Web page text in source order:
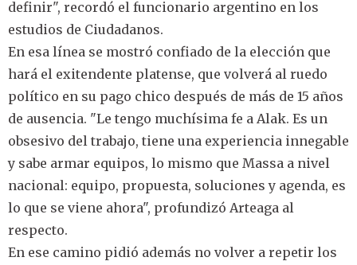
definir", recordó el funcionario argentino en los
estudios de Ciudadanos.
En esa línea se mostró confiado de la elección que
hará el exitendente platense, que volverá al ruedo
político en su pago chico después de más de 15 años
de ausencia. "Le tengo muchísima fe a Alak. Es un
obsesivo del trabajo, tiene una experiencia innegable
y sabe armar equipos, lo mismo que Massa a nivel
nacional: equipo, propuesta, soluciones y agenda, es
lo que se viene ahora", profundizó Arteaga al
respecto.
En ese camino pidió además no volver a repetir los